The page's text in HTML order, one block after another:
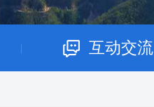
| 互动交流